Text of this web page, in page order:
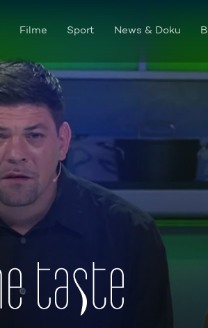
Filme Sport News & Doku
Wer ist im Halbfinale ein